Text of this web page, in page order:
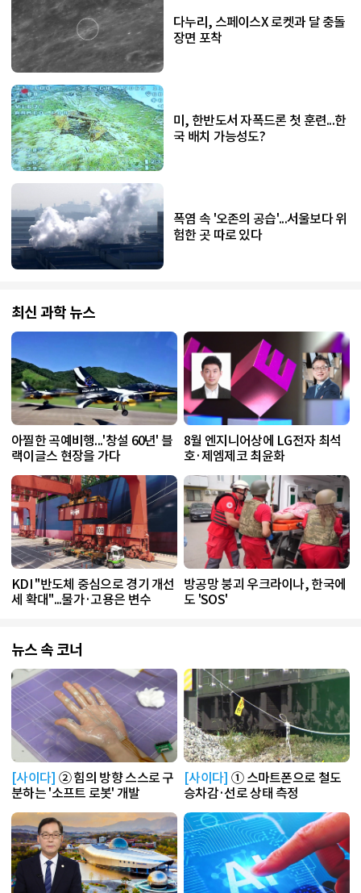
다누리, 스페이스X 로켓과 달 충돌
장면 포착
미, 한반도서 자폭드론 첫 훈련...한
국 배치 가능성도?
폭염 속 '오존의 공습'...서울보다 위
험한 곳 따로 있다
최신 과학 뉴스
아찔한 곡예비행...'창설 60년' 블
랙이글스 현장을 가다
8월 엔지니어상에 LG전자 최석
호·제엠제코 최윤화
KDI "반도체 중심으로 경기 개선
세 확대"...물가·고용은 변수
방공망 붕괴 우크라이나, 한국에
도 'SOS'
뉴스 속 코너
[사이다] ② 힘의 방향 스스로 구
분하는 '소프트 로봇' 개발
[사이다] ① 스마트폰으로 철도
승차감·선로 상태 측정